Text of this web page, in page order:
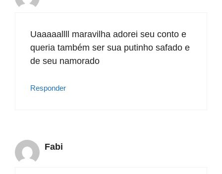
Uaaaaallll maravilha adorei seu conto e
queria também ser sua putinho safado e
de seu namorado
Responder
Fabi